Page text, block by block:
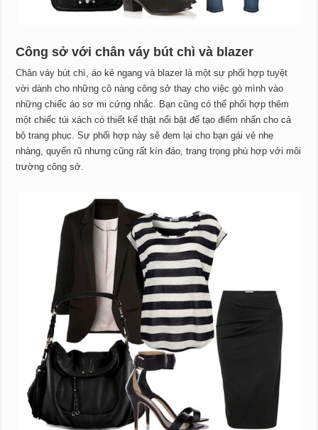
Công sở với chân váy bút chì và blazer
Chân váy bút chì, áo kẻ ngang và blazer là một sự phối hợp tuyệt
vời dành cho những cô nàng công sở thay cho việc gò mình vào
những chiếc áo sơ mi cứng nhắc. Bạn cũng có thể phối hợp thêm
một chiếc túi xách có thiết kế thật nổi bật để tạo điểm nhấn cho cả
bộ trang phục. Sự phối hợp này sẽ đem lại cho bạn gái vẻ nhẹ
nhàng, quyến rũ nhưng cũng rất kín đáo, trang trọng phù hợp với môi
trường công sở.